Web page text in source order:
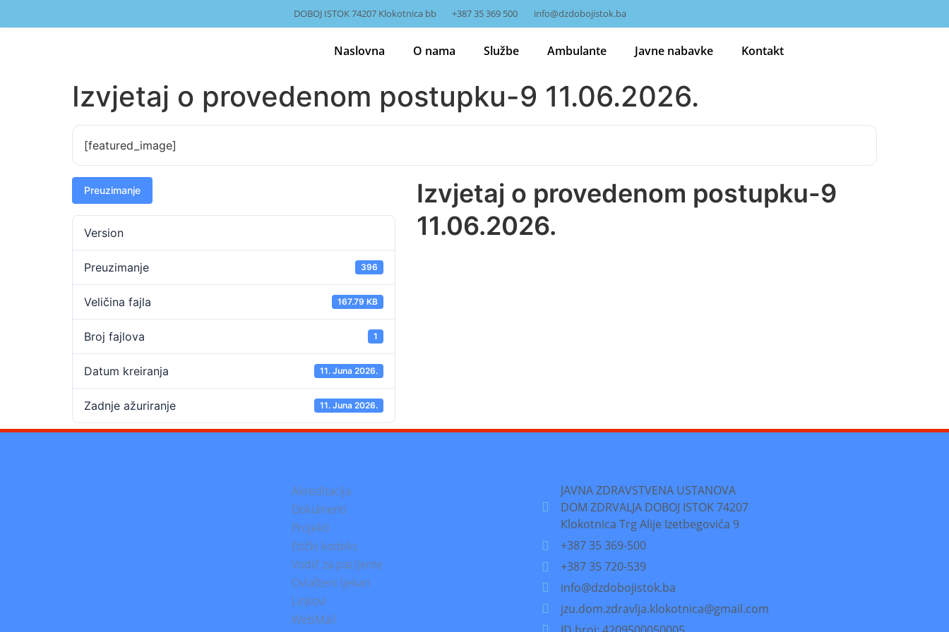
DOBOJ ISTOK 74207 Klokotnica bb +387 35 369 500 info@dzdobojistok.ba
Naslovna O nama Službe Ambulante Javne nabavke Kontakt
Izvjetaj o provedenom postupku-9 11.06.2026.
[featured_image]
Preuzimanje
Version
Preuzimanje 396
Veličina fajla 167.79 KB
Broj fajlova 1
Datum kreiranja 11. Juna 2026.
Zadnje ažuriranje 11. Juna 2026.
Izvjetaj o provedenom postupku-9
11.06.2026.
Akreditacija
Dokumenti
Projekti
Etički kodeks
Vodič za pacijente
Ovlašteni ljekari
Linkovi
WebMail
JAVNA ZDRAVSTVENA USTANOVA
DOM ZDRVALJA DOBOJ ISTOK 74207
Klokotnica Trg Alije Izetbegovića 9
+387 35 369-500
+387 35 720-539
info@dzdobojistok.ba
jzu.dom.zdravlja.klokotnica@gmail.com